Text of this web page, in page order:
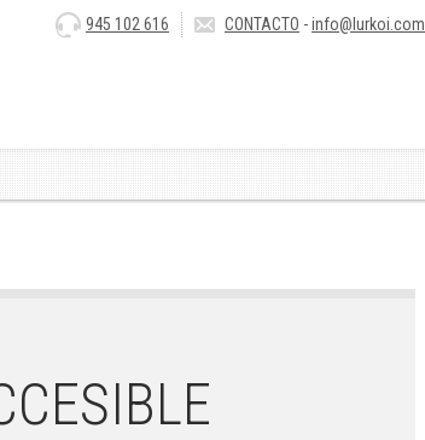
945 102 616 CONTACTO -info@lurkoi.com